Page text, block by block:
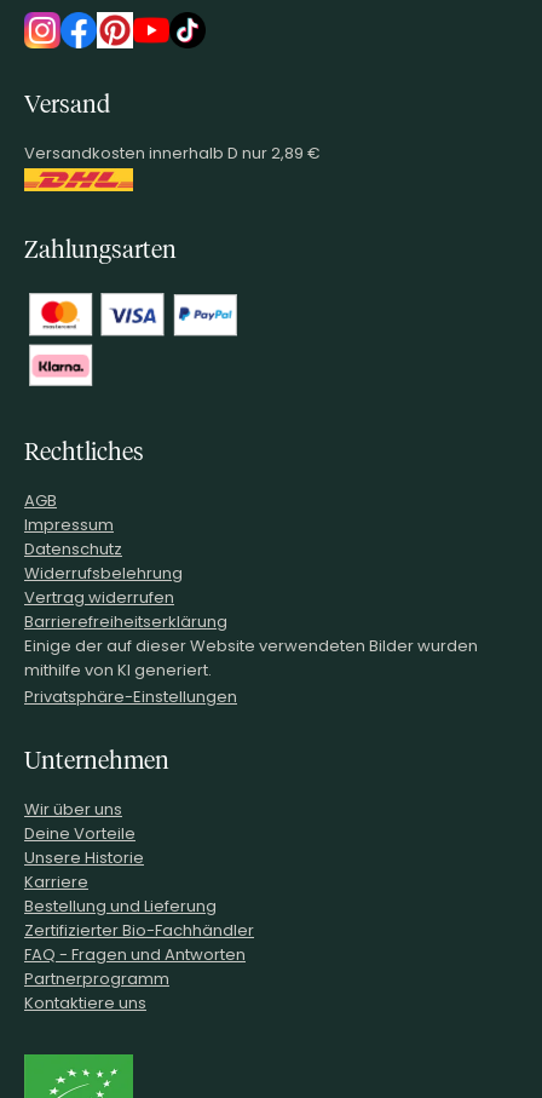
Versand
Versandkosten innerhalb D nur 2,89 €
Zahlungsarten
Rechtliches
AGB
Impressum
Datenschutz
Widerrufsbelehrung
Vertrag widerrufen
Barrierefreiheitserklärung
Einige der auf dieser Website verwendeten Bilder wurden
mithilfe von KI generiert.
Privatsphäre-Einstellungen
Unternehmen
Wir über uns
Deine Vorteile
Unsere Historie
Karriere
Bestellung und Lieferung
Zertifizierter Bio-Fachhändler
FAQ - Fragen und Antworten
Partnerprogramm
Kontaktiere uns